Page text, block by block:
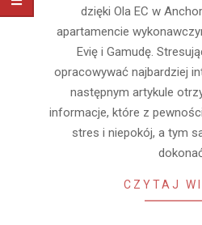
dzięki Ola EC w
apartamencie
Evię i Gamudę.
opracowywać najbardziej
następnym artykule
informacje, które z
stres i niepokój, a tym
CZYTAJ